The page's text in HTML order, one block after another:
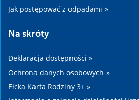
Jak postępować z odpadami »
Na skróty
Deklaracja dostępności »
Ochrona danych osobowych »
Ełcka Karta Rodziny 3+ »